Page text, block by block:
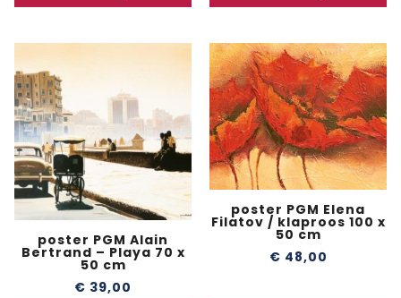
poster PGM Alain
Bertrand – Playa 70 x
50 cm
€ 39,00
poster PGM Elena
Filatov / klaproos 100 x
50 cm
€ 48,00